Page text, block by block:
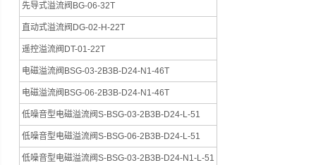
先导式溢流阀BG-06-32T
直动式溢流阀DG-02-H-22T
遥控溢流阀DT-01-22T
电磁溢流阀BSG-03-2B3B-D24-N1-46T
电磁溢流阀BSG-06-2B3B-D24-N1-46T
低噪音型电磁溢流阀S-BSG-03-2B3B-D24-L-51
低噪音型电磁溢流阀S-BSG-06-2B3B-D24-L-51
低噪音型电磁溢流阀S-BSG-03-2B3B-D24-N1-L-51